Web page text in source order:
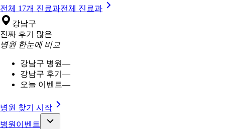
전체 17개 진료과전체 진료과
강남구
진짜 후기 많은
병원 한눈에 비교
강남구 병원—
강남구 후기 —
오늘 이벤트—
병원 찾기 시작
병원이벤트